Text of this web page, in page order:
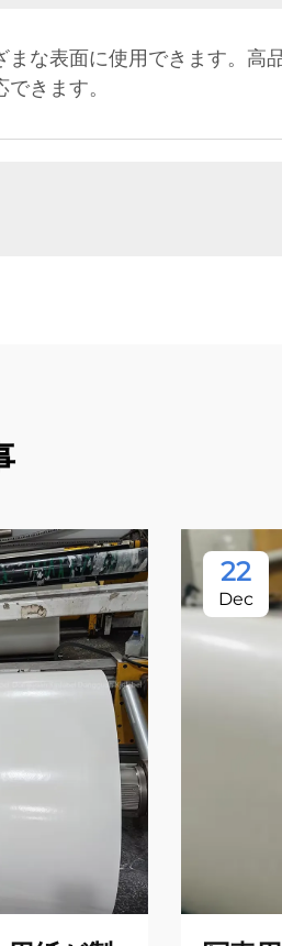
な表面に使用できます。高
きます。
22
Dec